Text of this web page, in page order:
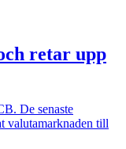
retar upp
De senaste
valutamarknaden till